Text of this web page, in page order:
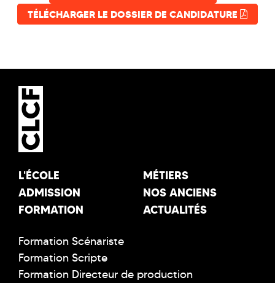
TÉLÉCHARGER LE DOSSIER DE CANDIDATURE
L'ÉCOLE
ADMISSION
FORMATION
MÉTIERS
NOS ANCIENS
ACTUALITÉS
Formation Scénariste
Formation Scripte
Formation Directeur de production